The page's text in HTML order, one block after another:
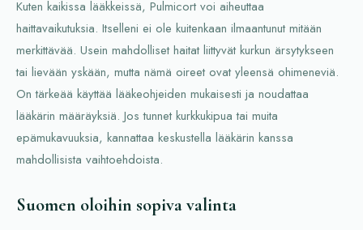
Kuten kaikissa lääkkeissä, Pulmicort voi aiheuttaa
haittavaikutuksia. Itselleni ei ole kuitenkaan ilmaantunut mitään
merkittävää. Usein mahdolliset haitat liittyvät kurkun ärsytykseen
tai lievään yskään, mutta nämä oireet ovat yleensä ohimeneviä.
On tärkeää käyttää lääkeohjeiden mukaisesti ja noudattaa
lääkärin määräyksiä. Jos tunnet kurkkukipua tai muita
epämukavuuksia, kannattaa keskustella lääkärin kanssa
mahdollisista vaihtoehdoista.
Suomen oloihin sopiva valinta